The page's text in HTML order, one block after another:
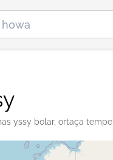
yssy bolar, ortaça